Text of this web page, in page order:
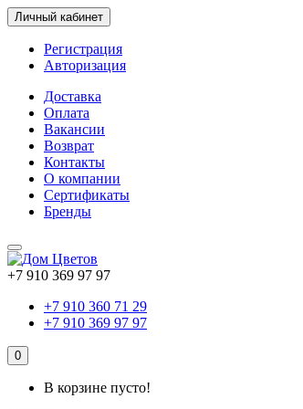
Личный кабинет
Регистрация
Авторизация
Доставка
Оплата
Вакансии
Возврат
Контакты
О компании
Сертификаты
Бренды
+7 910 369 97 97
+7 910 360 71 29
+7 910 369 97 97
0
В корзине пусто!